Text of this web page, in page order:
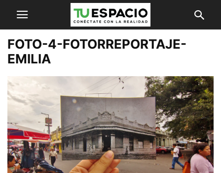
FOTO-4-FOTORREPORTAJE-
EMILIA